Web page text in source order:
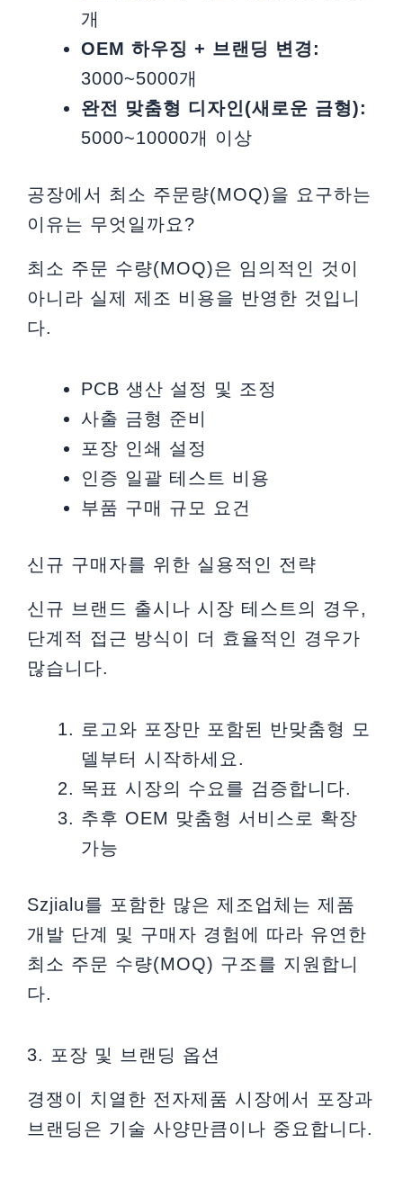
개
OEM 하우징 + 브랜딩 변경:
3000~5000개
완전 맞춤형 디자인(새로운 금형):
5000~10000개 이상
공장에서 최소 주문량(MOQ)을 요구하는
이유는 무엇일까요?
최소 주문 수량(MOQ)은 임의적인 것이
아니라 실제 제조 비용을 반영한 것입니
다.
PCB 생산 설정 및 조정
사출 금형 준비
포장 인쇄 설정
인증 일괄 테스트 비용
부품 구매 규모 요건
신규 구매자를 위한 실용적인 전략
신규 브랜드 출시나 시장 테스트의 경우,
단계적 접근 방식이 더 효율적인 경우가
많습니다.
로고와 포장만 포함된 반맞춤형 모
델부터 시작하세요.
목표 시장의 수요를 검증합니다.
추후 OEM 맞춤형 서비스로 확장
가능
Szjialu를 포함한 많은 제조업체는 제품
개발 단계 및 구매자 경험에 따라 유연한
최소 주문 수량(MOQ) 구조를 지원합니
다.
3. 포장 및 브랜딩 옵션
경쟁이 치열한 전자제품 시장에서 포장과
브랜딩은 기술 사양만큼이나 중요합니다.